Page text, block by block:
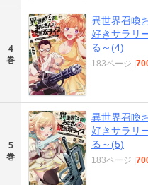
4
巻
異世界召喚
好きサラリ
る～(4)
183ページ
5
巻
異世界召喚
好きサラリ
る～(5)
183ページ